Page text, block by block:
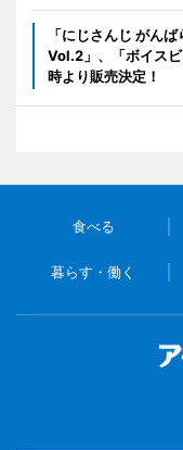
「にじさんじ がん
Vol.2」、「ボイス
時より販売決定！
食べる
暮らす・働く